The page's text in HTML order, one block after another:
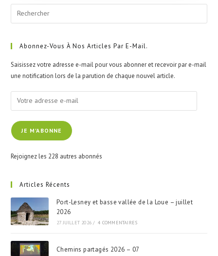
Abonnez-Vous À Nos Articles Par E-Mail.
Saisissez votre adresse e-mail pour vous abonner et recevoir par e-mail
une notification lors de la parution de chaque nouvel article.
Votre
adresse
e-
mailJE M'ABONNE
Rejoignez les 228 autres abonnés
Articles Récents
Port-Lesney et basse vallée de la Loue – juillet
2026
27 JUILLET 2026 / 4 COMMENTAIRES
Chemins partagés 2026 – 07